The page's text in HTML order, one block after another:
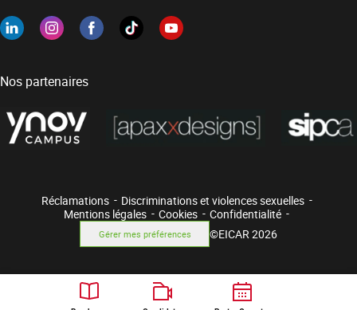
Nos partenaires
Réclamations
Discriminations et violences sexuelles
Mentions légales
Cookies Confidentialité
Gérer mes préférences ©EICAR 2026